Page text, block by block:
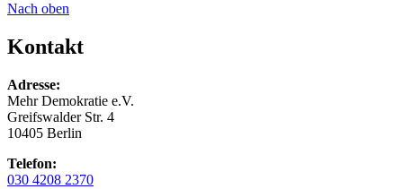
Nach oben
Kontakt
Adresse:
Mehr Demokratie e.V.
Greifswalder Str. 4
10405 Berlin
Telefon:
030 4208 2370